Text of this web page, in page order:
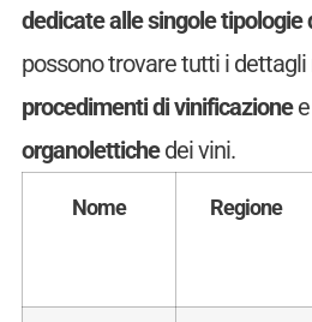
dedicate alle singole tipologie
possono trovare tutti i dettagli
procedimenti di vinificazionee
organolettichedei vini.
Nome Regione